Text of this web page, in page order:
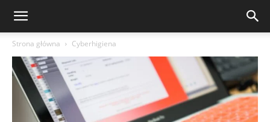
Strona główna Cyberhigiena